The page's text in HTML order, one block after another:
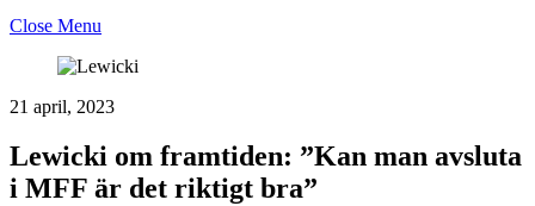
Close Menu
21 april, 2023
Lewicki om framtiden: ”Kan man avsluta
i MFF är det riktigt bra”